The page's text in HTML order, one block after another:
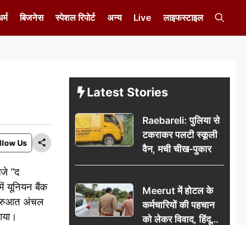
बिजनेस स्पेशल रिपोर्ट अन्य Live लाइफस्टाइल
Us
“द
यूनियन बैंक
शुरुआत अंचल
Latest Stories
Raebareli: पुलिया से
टकराकर पलटी स्कूली
वैन, मची चीख-पुकार
Meerut में होटल के
कर्मचारियों की पहचान
को लेकर विवाद, हिंदू